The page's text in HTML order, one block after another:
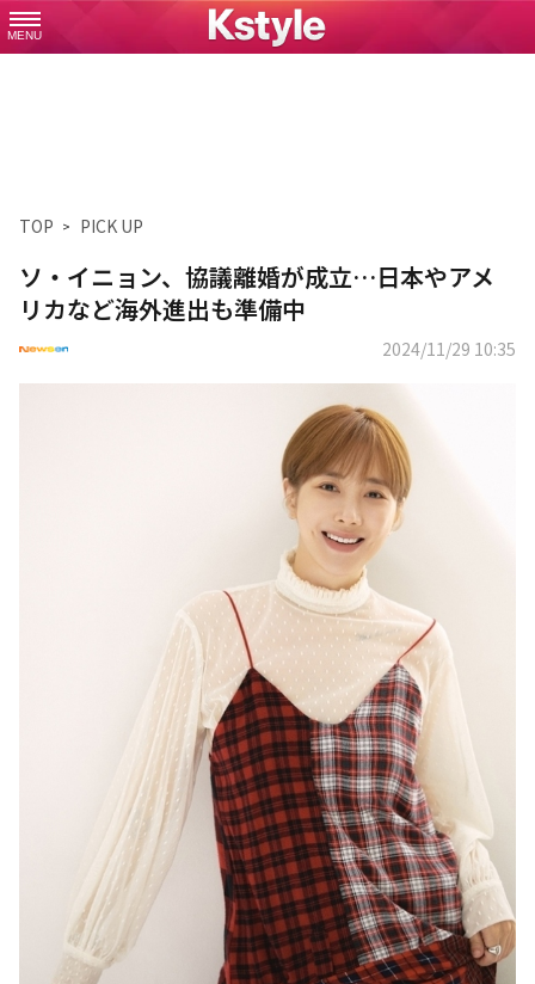
MENU
TOP PICK UP
ソ・イニョン、協議離婚が成立…日本やアメ
リカなど海外進出も準備中
2024/11/29 10:35